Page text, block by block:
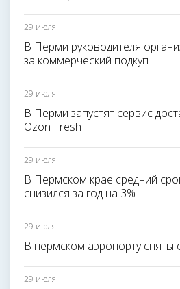
29 июля
В Перми руководителя
за коммерческий подкуп
29 июля
В Перми запустят сервис
Ozon Fresh
29 июля
В Пермском крае средний
снизился за год на 3%
29 июля
В пермском аэропорту сняты
29 июля